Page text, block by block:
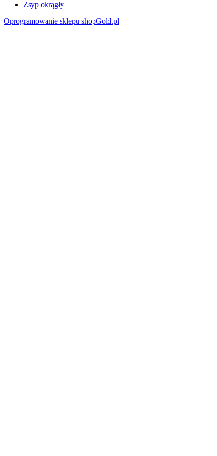
Zsyp okrągły
Oprogramowanie sklepu shopGold.pl